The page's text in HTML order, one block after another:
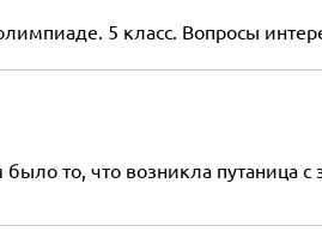
5 класс. Вопросы
то, что возникла путаница с